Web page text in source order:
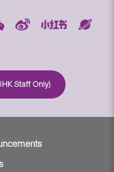
Staff Only)